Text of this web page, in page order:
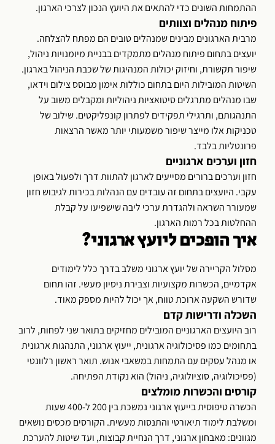
ההתמחות השונים כדי להתאים את היועץ הנכון לצרכי הארגון.
פיתוח מנהלים וצוותים
מרבית הארגונים מבינים שמנהלים טובים הם מפתח להצלחה.
יועצים בתחום פיתוח מנהלים מתמקדים בבניית מיומנויות ניהול,
שיפור תקשורת, וחיזוק יכולות המנהיגות של שכבת הניהול בארגון.
השיטות המובילות היום בתחום כוללות אימון מבוסס צילום וידאו,
שבו מנהלים מתרגלים סיטואציות ניהוליות ומקבלים משוב על
התנהגותם, ותרגילי תפקידים לפתרון קונפליקטים. שילוב של
טכניקות אלו מייצר שיפור משמעותי יותר מאשר הרצאות
פרונטליות בלבד.
חזון וערכים ארגוניים
חזון וערכים ברורים מסייעים לארגון להתוות דרך ולפעול באופן
עקבי. היועצים בתחום זה עובדים עם הנהלות בכירות לגיבוש חזון
שמעורר השראה ולהגדרת ערכי ליבה שישפיעו על קבלת
ההחלטות בכל רמות הארגון.
איך הופכים ליועץ ארגוני?
מסלול הקריירה של יועץ ארגוני משלב בדרך כלל לימודים
אקדמיים, הכשרות מקצועיות וצבירת ניסיון מעשי. זהו תחום
שדורש השקעה ארוכת טווח, אך יכול להיות מספק מאוד.
השכלה ודרישות קדם
רוב היועצים הארגוניים המובילים מחזיקים בתואר שני לפחות, לרוב
בתחומים כמו פסיכולוגיה ארגונית, ייעוץ ארגוני, התנהגות ארגונית
או מנהל עסקים עם התמחות במשאבי אנוש. תואר ראשון רלוונטי
(פסיכולוגיה, סוציולוגיה, ניהול) הוא נקודת הפתיחה.
קורסים והכשרות מומלצים
הכשרה טיפוסית בייעוץ ארגוני נמשכת בין 200 ל-400 שעות
ומשלבת לימוד תיאורטי והתנסות מעשית. הקורסים מכסים נושאים
מגוונים: מאבחון ארגוני, דרך הנחיית קבוצות, ועד שיטות להערכת